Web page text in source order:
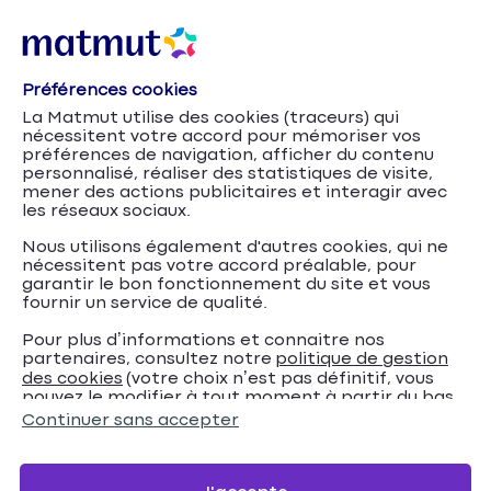
Accueil Crédits Conseils
Crédit auto : quel mode de
financement choisir ?
Crédit auto : quel mode
Préférences cookies
La Matmut utilise des cookies (traceurs) qui
nécessitent votre accord pour mémoriser vos
préférences de navigation, afficher du contenu
personnalisé, réaliser des statistiques de visite,
mener des actions publicitaires et interagir avec
les réseaux sociaux.
Nous utilisons également d'autres cookies, qui ne
nécessitent pas votre accord préalable, pour
garantir le bon fonctionnement du site et vous
fournir un service de qualité.
Pour plus d’informations et connaitre nos
partenaires, consultez notre politique de gestion
des cookies (votre choix n’est pas définitif, vous
pouvez le modifier à tout moment à partir du bas
de page de notre site).
Continuer sans accepter